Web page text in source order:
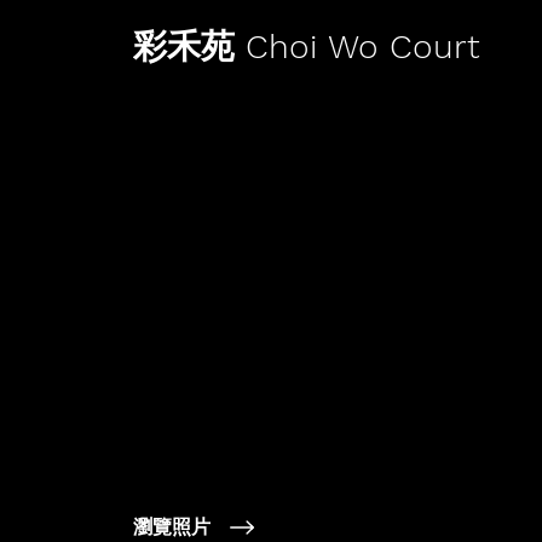
彩禾苑 Choi Wo Court
瀏覽照片